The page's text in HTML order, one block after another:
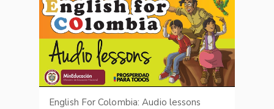
English For Colombia: Audio lessons